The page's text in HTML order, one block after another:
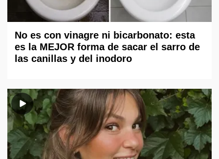
No es con vinagre ni bicarbonato: esta
es la MEJOR forma de sacar el sarro de
las canillas y del inodoro